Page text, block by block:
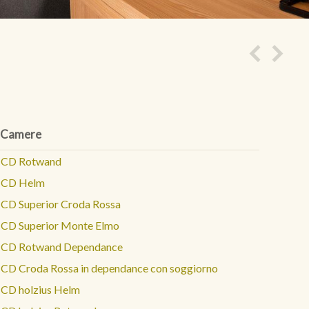
Camere
CD Rotwand
CD Helm
CD Superior Croda Rossa
CD Superior Monte Elmo
CD Rotwand Dependance
CD Croda Rossa in dependance con soggiorno
CD holzius Helm